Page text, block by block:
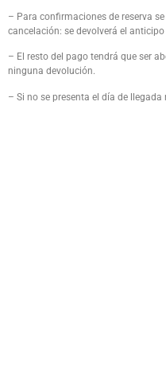
– Para confirmaciones de reserva
cancelación: se devolverá el
– El resto del pago tendrá que ser
ninguna devolución.
– Si no se presenta el día de